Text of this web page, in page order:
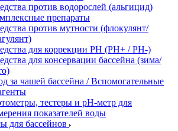
против водорослей (альгицид)
препараты
против мутности (флокулянт/
для коррекции PH (PH+ / PH-)
для консервации бассейна (зима/
за чашей бассейна / Вспомогательные
тестеры и рН-метр для
показателей воды
для бассейнов